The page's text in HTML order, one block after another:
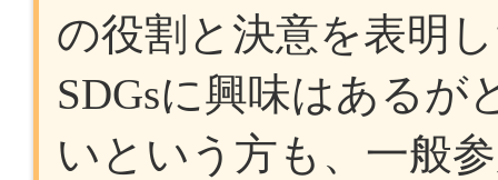
の役割と決意を表明
SDGsに興味はあるが
いという方も、一般